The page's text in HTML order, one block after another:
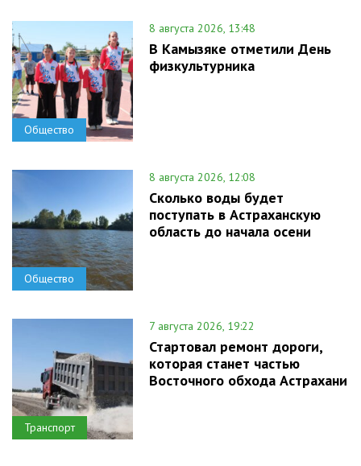
Общество
8 августа 2026, 13:48
В Камызяке отметили День
физкультурника
Общество
8 августа 2026, 12:08
Сколько воды будет
поступать в Астраханскую
область до начала осени
Транспорт
7 августа 2026, 19:22
Стартовал ремонт дороги,
которая станет частью
Восточного обхода Астрахани